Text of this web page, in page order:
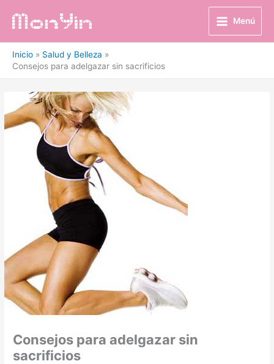
Menú
Inicio
Salud y Belleza
Consejos para adelgazar sin sacrificios
Consejos para adelgazar sin
sacrificios